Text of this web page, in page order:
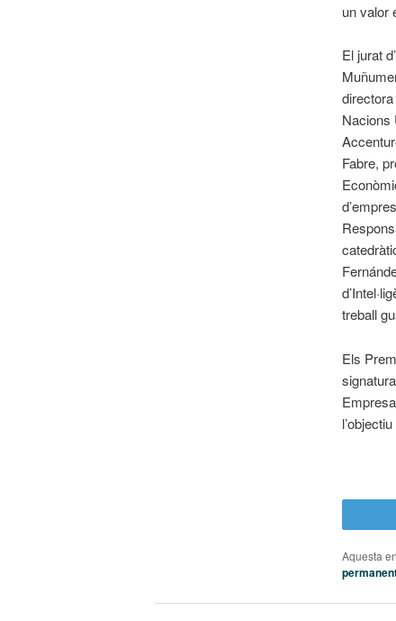
un valor
El jurat
Nacions
Fabre,
treball
Els
Aquesta